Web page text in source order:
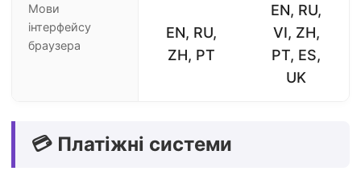
Мови
інтерфейсу
браузера
EN, RU,
ZH, PT
EN, RU,
VI, ZH,
PT, ES,
UK
💳 Платіжні системи